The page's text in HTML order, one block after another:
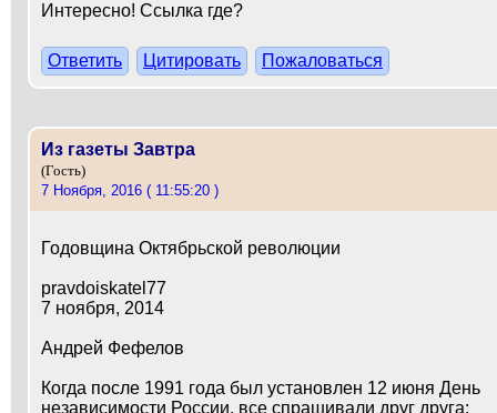
Интересно! Ссылка где?
Ответить Цитировать Пожаловаться
Из газеты Завтра
(Гость)
7 Ноября, 2016 ( 11:55:20 )
Годовщина Октябрьской революции
pravdoiskatel77
7 ноября, 2014
Андрей Фефелов
Когда после 1991 года был установлен 12 июня День
независимости России, все спрашивали друг друга: